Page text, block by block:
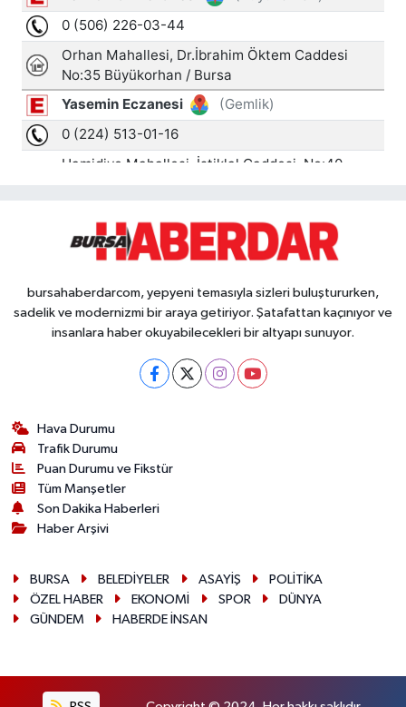
bursahaberdarcom, yepyeni temasıyla sizleri buluştururken,
sadelik ve modernizmi bir araya getiriyor. Şatafattan kaçınıyor ve
insanlara haber okuyabilecekleri bir altyapı sunuyor.
Hava Durumu
Trafik Durumu
Puan Durumu ve Fikstür
Tüm Manşetler
Son Dakika Haberleri
Haber Arşivi
BURSA BELEDİYELER ASAYİŞ
POLİTİKA
ÖZEL HABER
EKONOMİ SPOR
DÜNYA
GÜNDEM
HABERDE İNSAN